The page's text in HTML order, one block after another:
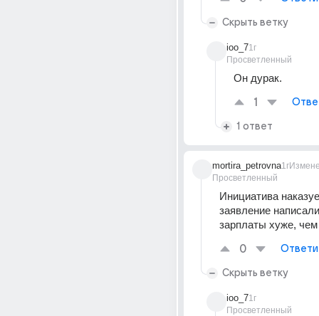
Скрыть ветку
ioo_7
Просветленный
1г
Он дурак.
1
1 ответ
mortira_petrovna
Просветленный
1г
Инициатива
заявление
зарплаты хуже,
0
Скрыть ветку
ioo_7
Просветленный
1г